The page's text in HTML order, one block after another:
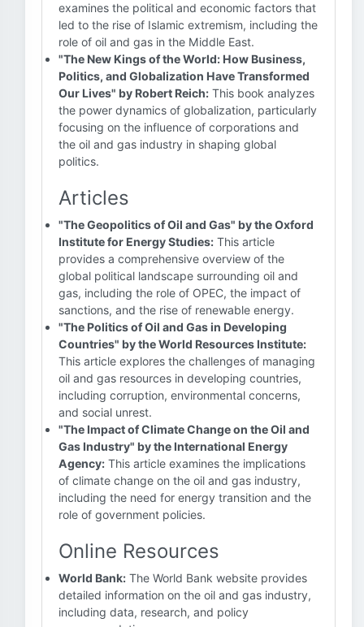
examines the political and economic factors that
led to the rise of Islamic extremism, including the
role of oil and gas in the Middle East.
"The New Kings of the World: How Business,
Politics, and Globalization Have Transformed
Our Lives" by Robert Reich: This book analyzes
the power dynamics of globalization, particularly
focusing on the influence of corporations and
the oil and gas industry in shaping global
politics.
Articles
"The Geopolitics of Oil and Gas" by the Oxford
Institute for Energy Studies: This article
provides a comprehensive overview of the
global political landscape surrounding oil and
gas, including the role of OPEC, the impact of
sanctions, and the rise of renewable energy.
"The Politics of Oil and Gas in Developing
Countries" by the World Resources Institute:
This article explores the challenges of managing
oil and gas resources in developing countries,
including corruption, environmental concerns,
and social unrest.
"The Impact of Climate Change on the Oil and
Gas Industry" by the International Energy
Agency: This article examines the implications
of climate change on the oil and gas industry,
including the need for energy transition and the
role of government policies.
Online Resources
World Bank: The World Bank website provides
detailed information on the oil and gas industry,
including data, research, and policy